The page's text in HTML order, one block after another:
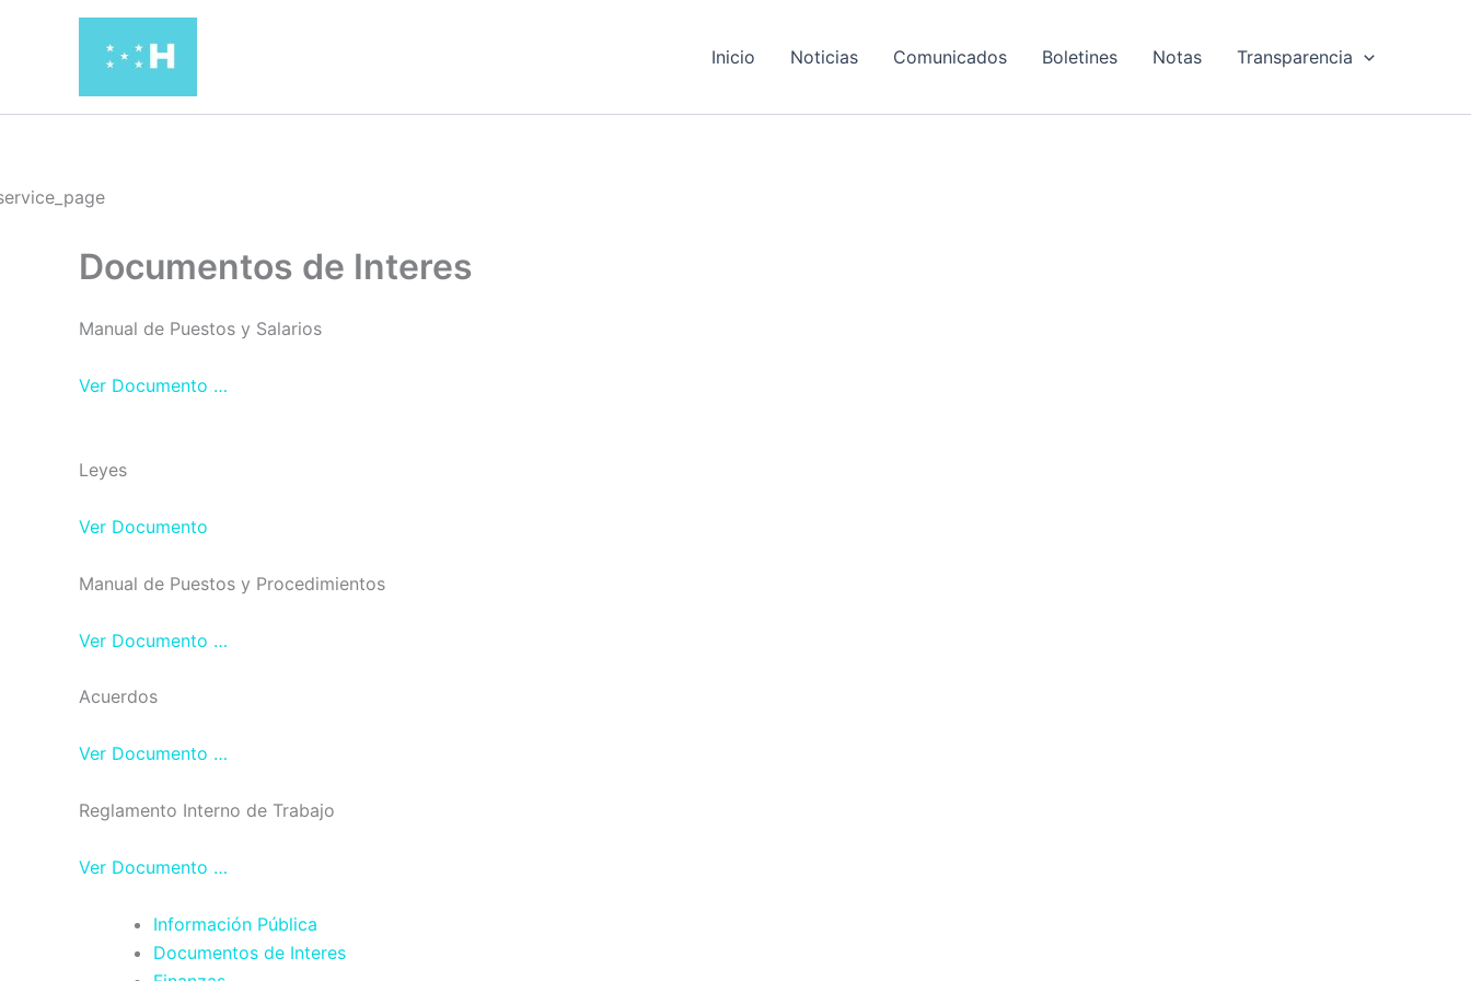
Inicio Noticias Comunicados Boletines Notas Transparencia
Documentos de Interes
Manual de Puestos y Salarios
Ver Documento …
Leyes
Ver Documento
Manual de Puestos y Procedimientos
Ver Documento …
Acuerdos
Ver Documento …
Reglamento Interno de Trabajo
Ver Documento …
Información Pública
Documentos de Interes